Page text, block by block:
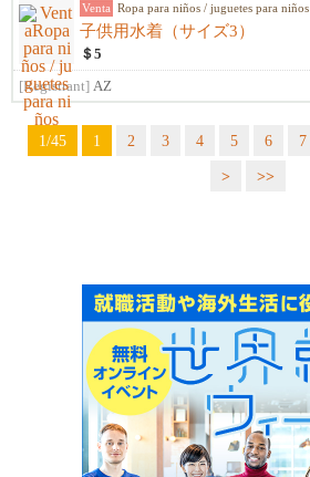
Venta Ropa para niños / juguetes para niños
子供用水着（サイズ3）
＄5
[Registrant] AZ
1/45 1 2 3 4 5 6 7
>
>>